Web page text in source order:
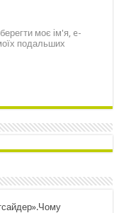
моє ім'я, e-
подальших